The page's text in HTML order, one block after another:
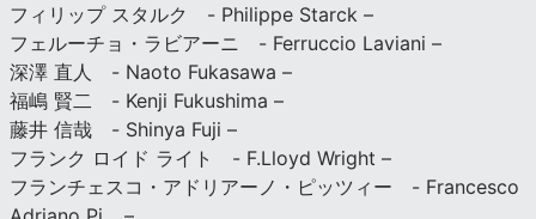
フィリップ スタルク - Philippe Starck –
フェルーチョ・ラビアーニ - Ferruccio Laviani –
深澤 直人 - Naoto Fukasawa –
福嶋 賢二 - Kenji Fukushima –
藤井 信哉 - Shinya Fuji –
フランク ロイド ライト - F.Lloyd Wright –
フランチェスコ・アドリアーノ・ピッツィー - Francesco